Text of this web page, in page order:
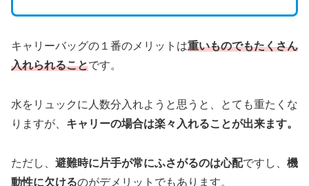
キャリーバッグの１番のメリットは重いものでもたくさん
入れられることです。
水をリュックに人数分入れようと思うと、とても重たくな
りますが、 キャリーの場合は楽々入れることが出来ます。
ただし、 避難時に片手が常にふさがるのは心配ですし、 機
動性に欠けるのがデメリットでもあります。